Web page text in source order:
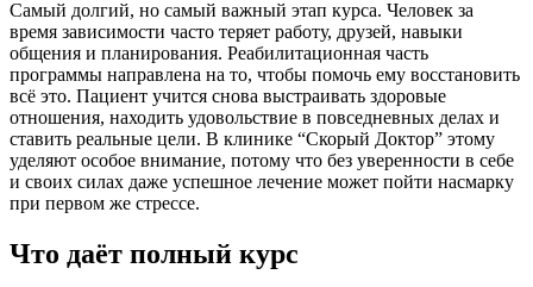
Самый долгий, но самый важный этап курса. Человек за
время зависимости часто теряет работу, друзей, навыки
общения и планирования. Реабилитационная часть
программы направлена на то, чтобы помочь ему восстановить
всё это. Пациент учится снова выстраивать здоровые
отношения, находить удовольствие в повседневных делах и
ставить реальные цели. В клинике “Скорый Доктор” этому
уделяют особое внимание, потому что без уверенности в себе
и своих силах даже успешное лечение может пойти насмарку
при первом же стрессе.
Что даёт полный курс